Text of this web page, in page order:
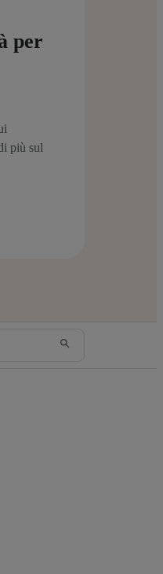
per
più sul